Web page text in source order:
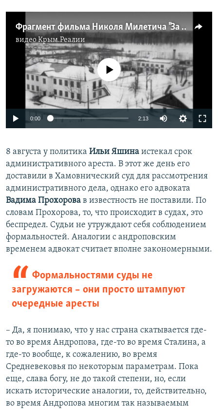
Фрагмент фильма Николя Милетича "За успех нашего безнадежного дела"
видеоКрым.Реалии
No media source currently available
0:00 2:13
8 августа у политика Ильи Яшина истекал срок
административного ареста. В этот же день его
доставили в Хамовнический суд для рассмотрения
административного дела, однако его адвоката
Вадима Прохорова в известность не поставили. По
словам Прохорова, то, что происходит в судах, это
беспредел. Судьи не утруждают себя соблюдением
формальностей. Аналогии с андроповским
временем адвокат считает вполне закономерными.
Формальностями суды не
загружаются – они просто штампуют
очередные аресты
– Да, я понимаю, что у нас страна скатывается где-
то во время Андропова, где-то во время Сталина, а
где-то вообще, к сожалению, во время
Средневековья по некоторым параметрам. Пока
еще, слава богу, не до такой степени, но, если
искать исторические аналогии, то, действительно,
во время Андропова многим так называемым